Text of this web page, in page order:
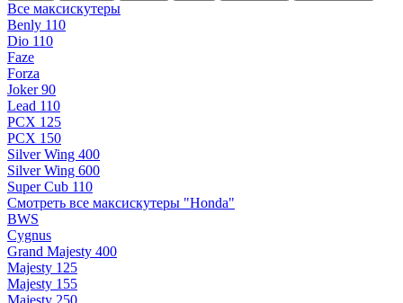
Все максискутеры
Benly 110
Dio 110
Faze
Forza
Joker 90
Lead 110
PCX 125
PCX 150
Silver Wing 400
Silver Wing 600
Super Cub 110
Смотреть все максискутеры "Honda"
BWS
Cygnus
Grand Majesty 400
Majesty 125
Majesty 155